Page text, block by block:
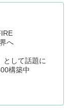
へ
として話題に
構築中